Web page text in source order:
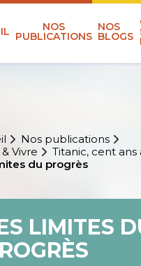
NOS
PUBLICATIONS
NOS
BLOGS
Nos publications
Vivre
Titanic, cent ans
du progrès
LIMITES